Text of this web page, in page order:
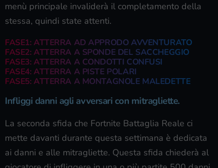
menù principale invaliderà il completamento della
stessa, quindi state attenti.
FASE1: ATTERRA AD APPRODO AVVENTURATO
FASE2: ATTERRA A SPONDE DEL SACCHEGGIO
FASE3: ATTERRA A CONDOTTI CONFUSI
FASE4: ATTERRA A PISTE POLARI
FASE5: ATTERRA A MONTAGNOLE MALEDETTE
Infliggi danni agli avversari con mitragliette.
La seconda sfida che Fortnite Battaglia Reale ci
mette davanti durante questa settimana è dedicata
ai danni e alle mitragliette. Questa sfida chiederà al